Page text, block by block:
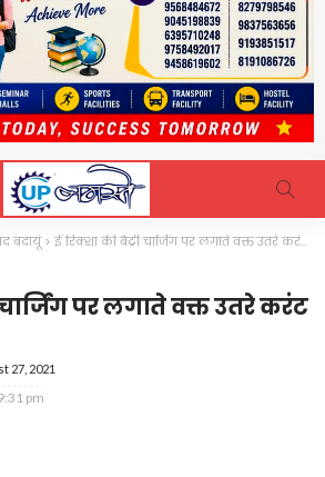
बदायूं>ई रिक्शा की बैट्री चार्जिंग पर लगाते वक्त उतरे करंट से युवक की मौत
चार्जिंग पर लगाते वक्त उतरे करंट
27, 2021
pm